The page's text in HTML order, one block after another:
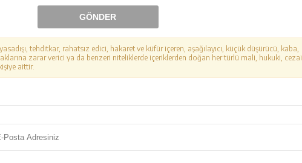
GÖNDER
tehditkar, rahatsız edici, hakaret ve küfür içeren, aşağılayıcı, küçük düşürücü, kaba,
zarar verici ya da benzeri niteliklerde içeriklerden doğan her türlü mali, hukuki, cezai,
aittir.